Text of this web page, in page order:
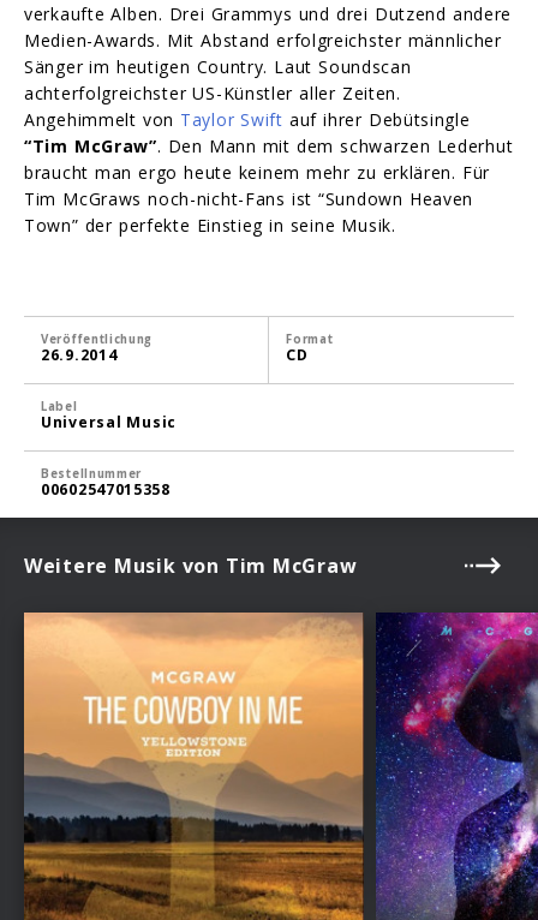
verkaufte Alben. Drei Grammys und drei Dutzend andere
Medien-Awards. Mit Abstand erfolgreichster männlicher
Sänger im heutigen Country. Laut Soundscan
achterfolgreichster US-Künstler aller Zeiten.
Angehimmelt von Taylor Swift auf ihrer Debütsingle
“Tim McGraw”. Den Mann mit dem schwarzen Lederhut
braucht man ergo heute keinem mehr zu erklären. Für
Tim McGraws noch-nicht-Fans ist “Sundown Heaven
Town” der perfekte Einstieg in seine Musik.
Veröffentlichung
26.9.2014
Format
CD
Label
Universal Music
Bestellnummer
00602547015358
Weitere Musik von Tim McGraw